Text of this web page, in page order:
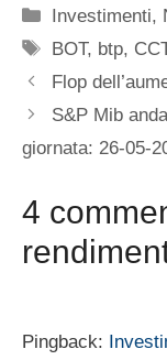
Categorie
Investimenti,
Tag
BOT, btp,
Flop
S&P Mib
giornata: 26-05-
4
Pingback: